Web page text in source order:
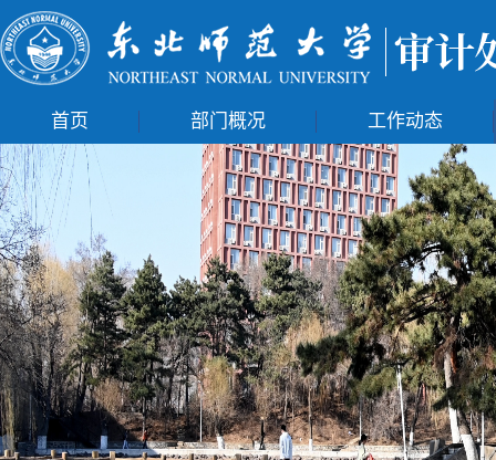
首页 部门概况 工作动态